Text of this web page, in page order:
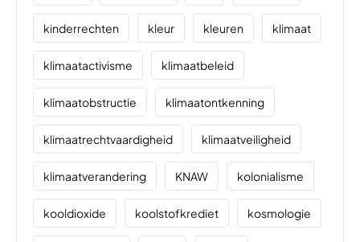
kinderrechten kleur kleuren klimaat
klimaatactivisme klimaatbeleid
klimaatobstructie klimaatontkenning
klimaatrechtvaardigheid klimaatveiligheid
klimaatverandering KNAW kolonialisme
kooldioxide koolstofkrediet kosmologie